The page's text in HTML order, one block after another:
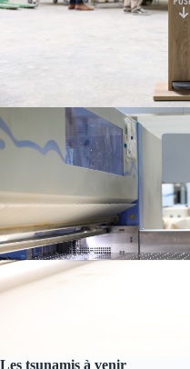
Les tsunamis à venir